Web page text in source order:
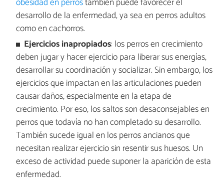
obesidad en perrostambién puede favorecer el
desarrollo de la enfermedad, ya sea en perros adultos
como en cachorros.
Ejercicios inapropiados: los perros en crecimiento
deben jugar y hacer ejercicio para liberar sus energías,
desarrollar su coordinación y socializar. Sin embargo, los
ejercicios que impactan en las articulaciones pueden
causar daños, especialmente en la etapa de
crecimiento. Por eso, los saltos son desaconsejables en
perros que todavía no han completado su desarrollo.
También sucede igual en los perros ancianos que
necesitan realizar ejercicio sin resentir sus huesos. Un
exceso de actividad puede suponer la aparición de esta
enfermedad.